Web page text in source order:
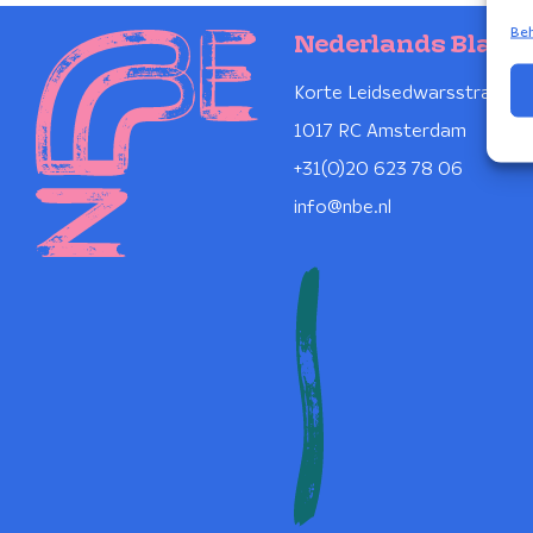
Nederlands
Korte Leidsedwarsstraat 12
1017 RC Amsterdam
+31(0)20 623 78 06
info@nbe.nl